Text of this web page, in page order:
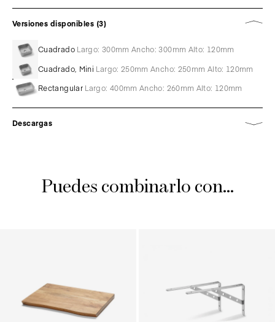
Versiones disponibles (3)
Cuadrado Largo: 300mm Ancho: 300mm Alto: 120mm
Cuadrado, Mini Largo: 250mm Ancho: 250mm Alto: 120mm
Rectangular Largo: 400mm Ancho: 260mm Alto: 120mm
Descargas
Puedes combinarlo con...